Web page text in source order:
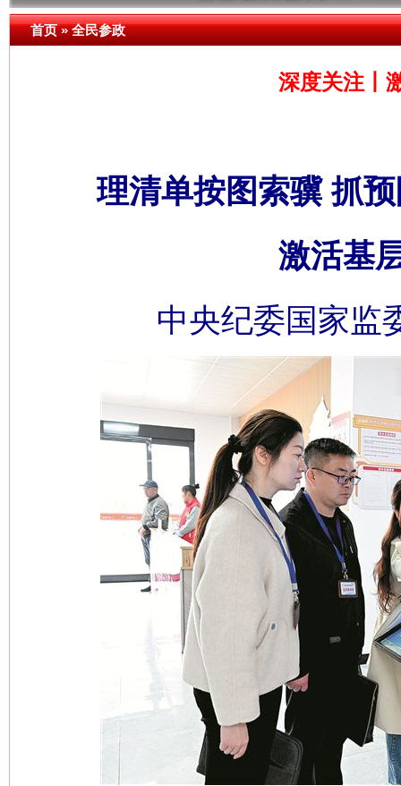
首页»全民参政
深度关注丨
理清单按图索骥 抓
激活基
中央纪委国家监